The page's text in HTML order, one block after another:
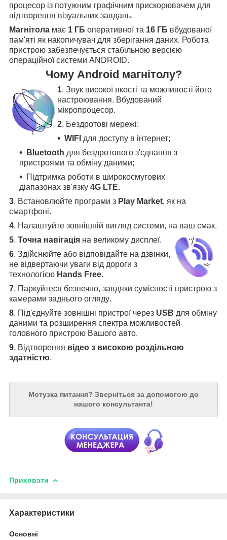
процесор із потужним графічним прискорювачем для
відтворення візуальних завдань.
Магнітола має 1 ГБ оперативної та 16 ГБ вбудованої
пам'яті як накопичувач для зберігання даних. Робота
пристрою забезпечується стабільною версією
операційної системи ANDROID.
Чому Android магнітолу?
1. Звук високої якості та можливості його
настроювання. Вбудований
мікропроцесор.
2. Бездротові мережі:
WIFI для доступу в інтернет;
Bluetooth для бездротового з'єднання з
пристроями та обміну даними;
Підтримка роботи в широкосмугових
діапазонах зв'язку 4G LTE.
3. Встановлюйте програми з Play Market, як на
смартфоні.
4. Налаштуйте зовнішній вигляд системи, на ваш смак.
5. Точна навігація на великому дисплеї.
6. Здійснюйте або відповідайте на дзвінки,
не відвертаючи уваги від дороги з
технологією Hands Free.
7. Паркуйтеся безпечно, завдяки сумісності пристрою з
камерами заднього огляду.
8. Під'єднуйте зовнішні пристрої через USB для обміну
даними та розширення спектра можливостей
головного пристрою Вашого авто.
9. Відтворення відео з високою роздільною
здатністю.
Мотузка питання? Зверніться за допомогою до
нашого консультанта!
Приховати
Характеристики
Основні